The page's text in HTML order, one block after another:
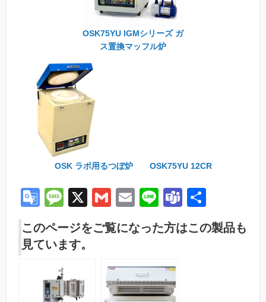
OSK75YU IGMシリーズ ガ
ス置換マッフル炉
OSK ラボ用るつぼ炉 OSK75YU 12CR
G
o
gl
Tr
M
ss
a
g
e
X
G
m
ail
E
ail
Li
n
e
T
a
有
このページをご覧になった方はこの製品も
見ています。